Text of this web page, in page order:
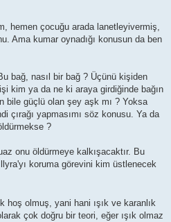
hemen çocuğu arada lanetleyivermiş,
Ama kumar oynadığı konusun da ben
bağ, nasıl bir bağ ? Üçünü kişiden
kim ya da ne ki araya girdiğinde bağın
bile güçlü olan şey aşk mı ? Yoksa
çırağı yapmasımı söz konusu. Ya da
?
onu öldürmeye kalkışacaktır. Bu
koruma görevini kim üstlenecek
hoş olmuş, yani hani ışık ve karanlık
çok doğru bir teori, eğer ışık olmaz